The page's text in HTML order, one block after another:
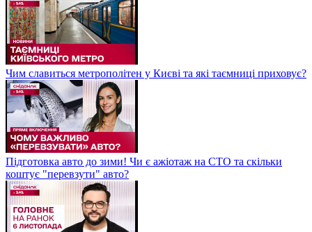
Чим славиться метрополітен у Києві та які таємниці приховує?
Підготовка авто до зими! Чи є ажіотаж на СТО та скільки
коштує "перевзути" авто?